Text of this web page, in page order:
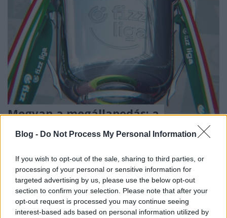
Blog - Do Not Process My Personal Information
If you wish to opt-out of the sale, sharing to third parties, or
processing of your personal or sensitive information for
targeted advertising by us, please use the below opt-out
section to confirm your selection. Please note that after your
opt-out request is processed you may continue seeing
interest-based ads based on personal information utilized by
Megvan a megállapodás: a
következő idényben is marad a
ReklámInvázió •2026. július 14.
Akkor most már minden tiszta.